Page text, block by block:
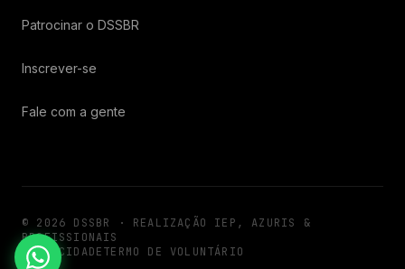
Patrocinar o DSSBR
Inscrever-se
Fale com a gente
© 2026 DSSBR · REALIZAÇÃO IEP, AZURIS &
PROFISSIONAIS
PRIVACIDADETERMO DE VOLUNTÁRIO